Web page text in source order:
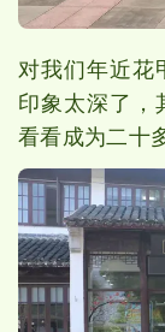
对我们年近花
印象太深了，
看看成为二十